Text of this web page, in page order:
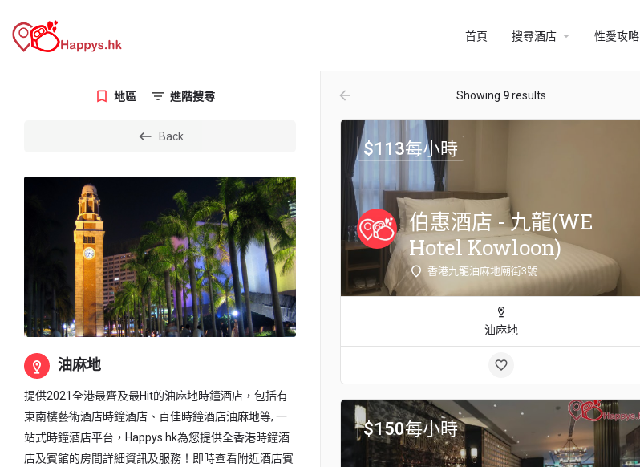
首頁 搜尋酒店 arrow_drop_down 性愛攻略
地區 進階搜尋
Back
油麻地
提供2021全港最齊及最Hit的油麻地時鐘酒店，包括有
東南樓藝術酒店時鐘酒店、百佳時鐘酒店油麻地等, 一
站式時鐘酒店平台，Happys.hk為您提供全香港時鐘酒
店及賓館的房間詳細資訊及服務！即時查看附近酒店賓
arrow_backward Showing 9results
伯惠酒店 - 九龍(WE
Hotel Kowloon)
香港九龍油麻地廟街3號
$113每小時
油麻地
$150每小時